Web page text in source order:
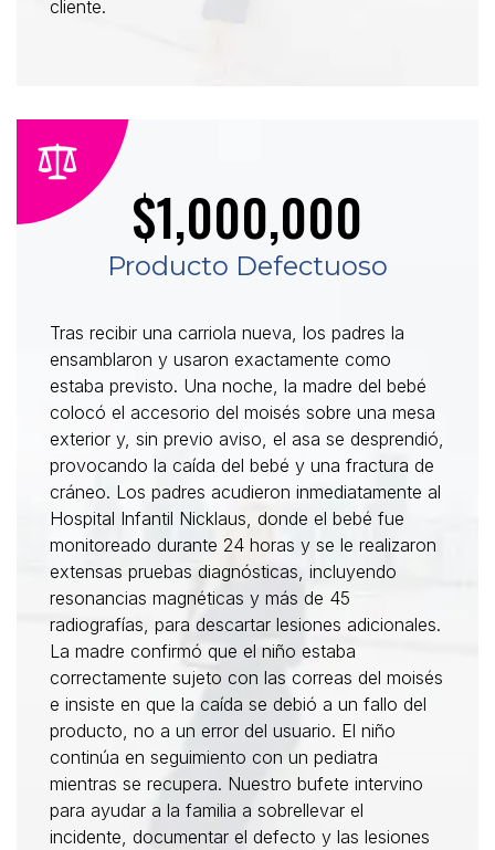
cliente.
$1,000,000
Producto Defectuoso
Tras recibir una carriola nueva, los padres la
ensamblaron y usaron exactamente como
estaba previsto. Una noche, la madre del bebé
colocó el accesorio del moisés sobre una mesa
exterior y, sin previo aviso, el asa se desprendió,
provocando la caída del bebé y una fractura de
cráneo. Los padres acudieron inmediatamente al
Hospital Infantil Nicklaus, donde el bebé fue
monitoreado durante 24 horas y se le realizaron
extensas pruebas diagnósticas, incluyendo
resonancias magnéticas y más de 45
radiografías, para descartar lesiones adicionales.
La madre confirmó que el niño estaba
correctamente sujeto con las correas del moisés
e insiste en que la caída se debió a un fallo del
producto, no a un error del usuario. El niño
continúa en seguimiento con un pediatra
mientras se recupera. Nuestro bufete intervino
para ayudar a la familia a sobrellevar el
incidente, documentar el defecto y las lesiones